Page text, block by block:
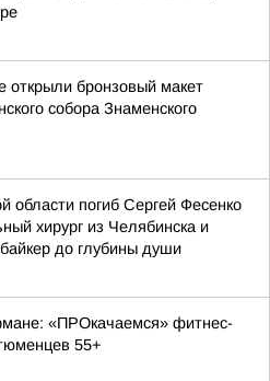
открыли бронзовый макет
собора Знаменского
области погиб Сергей Фесенко
хирург из Челябинска и
до глубины души
«ПРОкачаемся» фитнес-
55+